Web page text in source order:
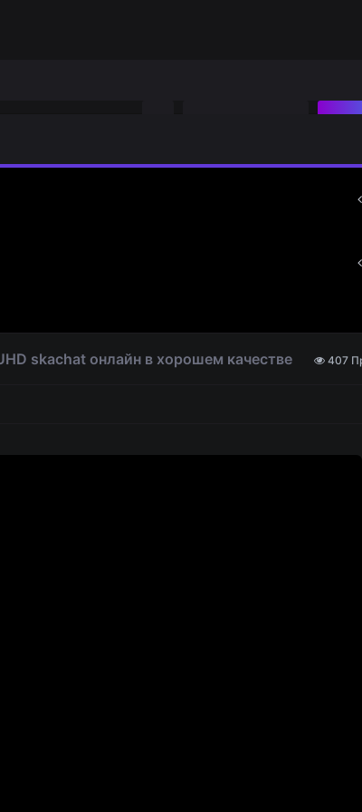
skachat онлайн в хорошем качестве 407